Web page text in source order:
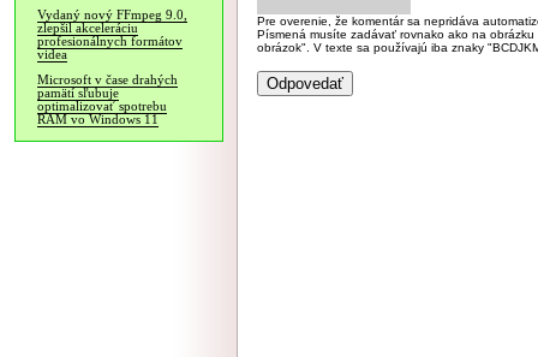
Vydaný nový FFmpeg 9.0,
zlepšil akceleráciu
profesionálnych formátov
videa
Microsoft v čase drahých
pamätí sľubuje
optimalizovať spotrebu
RAM vo Windows 11
Pre overenie, že komentár sa nepridáva
Písmená musíte zadávať rovnako ako na
obrázok". V texte sa používajú iba znaky